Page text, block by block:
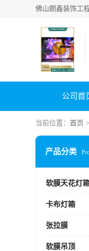
公司首
当前位置： 首页 >
产品分类
软膜天花灯
卡布灯箱
张拉膜
软膜吊顶